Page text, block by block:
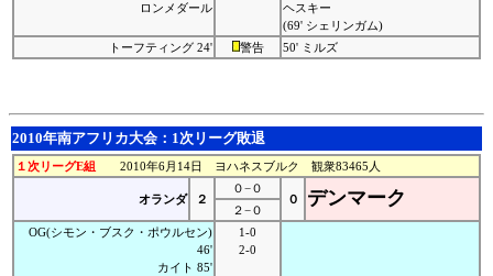
ロンメダール
ヘスキー
(69' シェリンガム)
トーフティング 24'
警告 50' ミルズ
2010年南アフリカ大会：1次リーグ敗退
１次リーグE組 2010年6月14日 ヨハネスブルク 観衆83465人
オランダ ２
０−０
０
デンマーク
２−０
OG(シモン・ブスク・ポウルセン)
46'
カイト 85'
1-0
2-0